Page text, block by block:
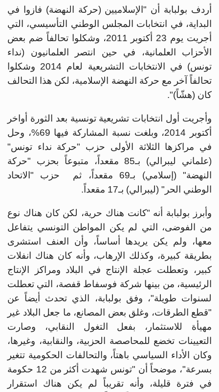
أردف بولبابة أن "الإسلاميين (حركة النهضة) فازوا في
البداية، في انتخابات المجلس الوطني التأسيسي، التي
أجريت يوم 23 أكتوبر 2011، وشكلوا تحالفاً ضم بعض
الأحزاب العلمانية، في حين انتصر العلمانيون (نداء
تونس) في الانتخابات التشريعية لعام 2014 وشكلوا
تحالفاً آخر مع حركة النهضة الإسلامية، لكن هذا التحالف
كان (هشّاً)".
وأجريت أول انتخابات تشريعية تونسية بعد الثورة أواخر
أكتوبر 2014، وبلغت نسبة المشاركة فيها 69%، وحل
في مراكزها الثلاثة الأولى حزب "حركة نداء تونس"
(علماني ليبرالي) بـ85 مقعداً، متبوعاً بحزب "حركة
النهضة" (إسلامي) بـ69 مقعداً، ثم حزب "الاتحاد
الوطني الحر" (ليبرالي) بـ17 مقعداً.
وأبرز بولبابة أنه "كانت هناك حرية، لكن كان هناك نوع
من الفوضى، التي لم يكن المواطن التونسي يتفاعل
معها، ولم يكن يريدها أساساً، وأن العنف استشرى
بطريقة كبيرة، وكذلك الإرهاب، وأنه كان هناك انفلات
كبير، وتعطلت عجلة الإنتاج في البلاد ومراكز الإنتاج
الرئيسية، من بينها شركة فوسفاط قفصة، التي تعطلت
لسنوات طويلة"، وفق بولبابة، الذي تحدث أيضاً عن
"قطع الطرقات، وغلق بعض المصانع، ما جعل البلاد غير
مهيأة للاستثمار، بفعل التغول النقابي، وصارت
التعيينات تخضع للمحاصصة الحزبية، والنقابية، وغيرها،
وكان الأداء السياسي باهتاً، والتحالفات الحكومية تتغير
بسرعة"، موضحاً أن "تونس شهدت أكثر من 12 حكومة
في فترة قليلة، وأنه تقريباً لم يكن هناك استقرار